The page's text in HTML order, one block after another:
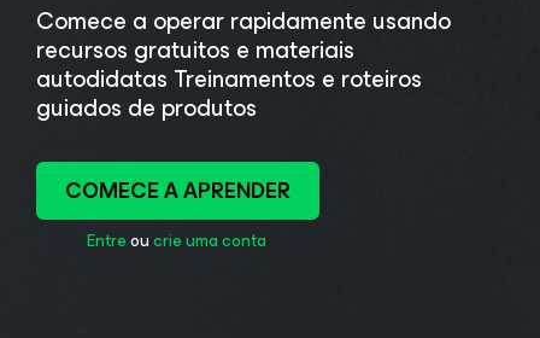
Comece a operar rapidamente usando
recursos gratuitos e materiais
autodidatas Treinamentos e roteiros
guiados de produtos
COMECE A APRENDER
Entreoucrie uma conta